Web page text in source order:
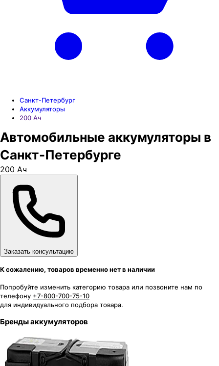
Санкт-Петербург
Аккумуляторы
200 Aч
Автомобильные аккумуляторы в
Санкт-Петербурге
200 Ач
Заказать консультацию
К сожалению, товаров временно нет в наличии
Попробуйте изменить категорию товара или позвоните нам по
телефону +7-800-700-75-10
для индивидуального подбора товара.
Бренды аккумуляторов